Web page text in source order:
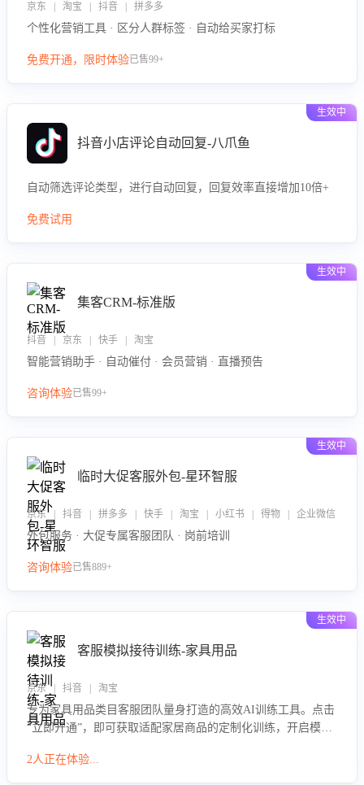
京东 | 淘宝 | 抖音 | 拼多多
个性化营销工具 · 区分人群标签 · 自动给买家打标
免费开通，限时体验已售99+
生效中
抖音小店评论自动回复-八爪鱼
自动筛选评论类型，进行自动回复，回复效率直接增加10倍+
免费试用
生效中
集客CRM-标准版
抖音 | 京东 | 快手 | 淘宝
智能营销助手 · 自动催付 · 会员营销 · 直播预告
咨询体验已售99+
生效中
临时大促客服外包-星环智服
京东 | 抖音 | 拼多多 | 快手 | 淘宝 | 小红书 | 得物 | 企业微信
外包服务 · 大促专属客服团队 · 岗前培训
咨询体验已售889+
生效中
客服模拟接待训练-家具用品
京东 | 抖音 | 淘宝
专为家具用品类目客服团队量身打造的高效AI训练工具。点击
“立即开通”，即可获取适配家居商品的定制化训练，开启模拟
参数咨询等高频场景下的专业应对能力。
2人正在体验...